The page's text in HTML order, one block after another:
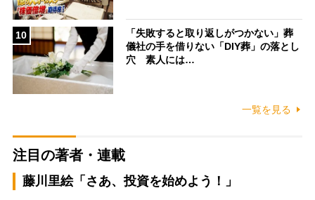
10
「失敗すると取り返しがつかない」葬
儀社の手を借りない「DIY葬」の落とし
穴 素人には…
一覧を見る
注目の著者・連載
藤川里絵「さあ、投資を始めよう！」